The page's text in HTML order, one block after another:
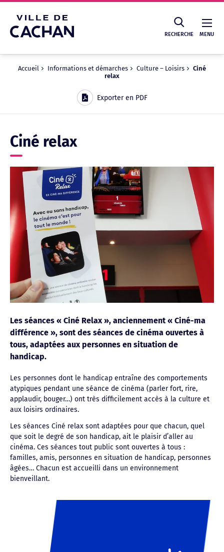
RECHERCHE MENU
Accueil Informations et démarches Culture – Loisirs
Ciné
relax
Exporter en PDF
Ciné relax
Les séances « Ciné Relax », anciennement « Ciné-ma
différence », sont des séances de cinéma ouvertes à
tous, adaptées aux personnes en situation de
handicap.
Les personnes dont le handicap entraîne des comportements
atypiques pendant une séance de cinéma (parler fort, rire,
applaudir, bouger…) ont très difficilement accès à la culture et
aux loisirs ordinaires.
Les séances Ciné relax sont adaptées pour que chacun, quel
que soit le degré de son handicap, ait le plaisir d’aller au
cinéma. Ces séances tout public sont ouvertes à tous :
familles, amis, personnes en situation de handicap, personnes
âgées… Chacun est accueilli dans un environnement
bienveillant.
Cookies management panel